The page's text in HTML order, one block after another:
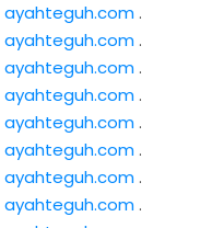
ayahteguh.com.
ayahteguh.com.
ayahteguh.com.
ayahteguh.com.
ayahteguh.com.
ayahteguh.com.
ayahteguh.com.
ayahteguh.com.